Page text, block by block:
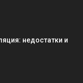
недостатки и